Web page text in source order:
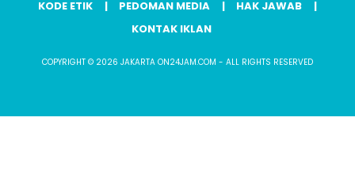
KODE ETIK
PEDOMAN MEDIA
HAK JAWAB
KONTAK IKLAN
COPYRIGHT © 2026 JAKARTA ON24JAM.COM - ALL RIGHTS RESERVED